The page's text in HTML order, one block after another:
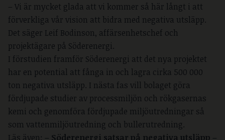
– Vi är mycket glada att vi kommer så här långt i att
förverkliga vår vision att bidra med negativa utsläpp.
Det säger Leif Bodinson, affärsenhetschef och
projektägare på Söderenergi.
I förstudien framför Söderenergi att det nya projektet
har en potential att fånga in och lagra cirka 500 000
ton negativa utsläpp. I nästa fas vill bolaget göra
fördjupade studier av processmiljön och rökgasernas
kemi och genomföra fördjupade miljöutredningar så
som vattenmiljöutredning och bullerutredning.
Läs även: – Söderenergi satsar på negativa utsläpp –